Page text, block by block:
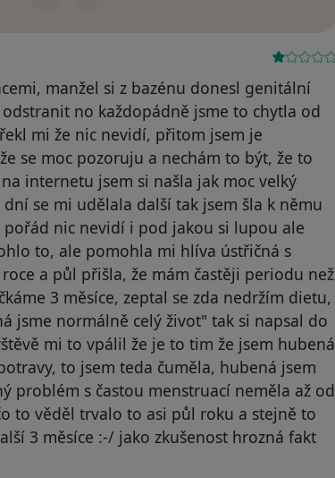
manžel si z bazénu donesl genitální
no každopádně jsme to chytla od
mi že nic nevidí, přitom jsem je
se moc pozoruju a nechám to být, že to
internetu jsem si našla jak moc velký
se mi udělala další tak jsem šla k němu
nic nevidí i pod jakou si lupou ale
to, ale pomohla mi hlíva ústřičná s
a půl přišla, že mám častěji periodu než
3 měsíce, zeptal se zda nedržím dietu,
jsme normálně celý život" tak si napsal do
mi to vpálil že je to tim že jsem hubená
to jsem teda čuměla, hubená jsem
problém s častou menstruací neměla až od
to věděl trvalo to asi půl roku a stejně to
3 měsíce :-/ jako zkušenost hrozná fakt
Váš účet byl odstraněn